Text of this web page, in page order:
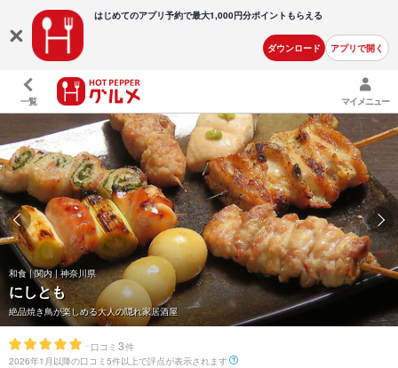
はじめてのアプリ予約で最大1,000円分ポイントもらえる
ダウンロード アプリで開く
一覧 マイメニュー
和食 | 関内 | 神奈川県
にしとも
絶品焼き鳥が楽しめる大人の隠れ家居酒屋
- 口コミ 3件
2026年1月以降の口コミ5件以上で評点が表示されます